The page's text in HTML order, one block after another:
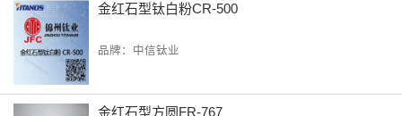
金红石型钛白粉CR-500
品牌：中信钛业
金红石型方圆FR-767